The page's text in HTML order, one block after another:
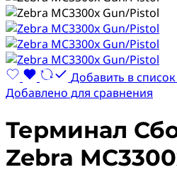
Добавить в
Добавлено для сравнения
Терминал
Zebra